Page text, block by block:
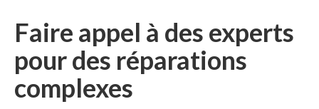
Faire appel à des experts
pour des réparations
complexes